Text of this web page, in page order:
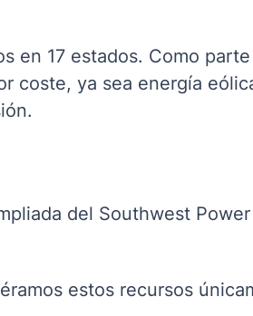
en 17 estados. Como
coste, ya sea energía
del Southwest
estos recursos